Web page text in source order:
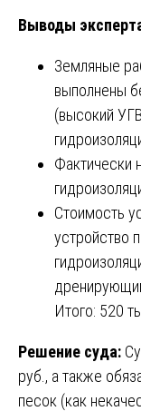
Выводы
Земляные
выполнены
(высокий
Фактически
Стоимость
устройство
Итого: 520
Решение суда:
руб., а также
песок (как